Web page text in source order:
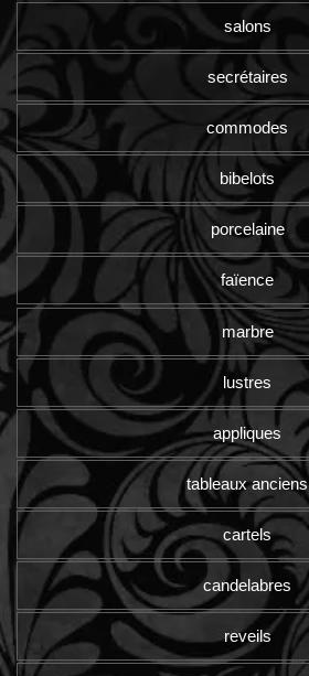
salons
secrétaires
commodes
bibelots
porcelaine
faïence
marbre
lustres
appliques
tableaux anciens
cartels
candelabres
reveils